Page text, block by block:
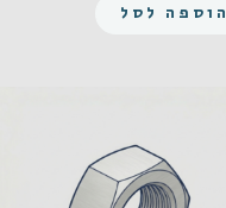
הוספה לסל